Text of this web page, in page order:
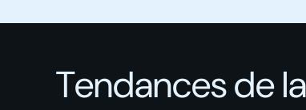
Tendances de